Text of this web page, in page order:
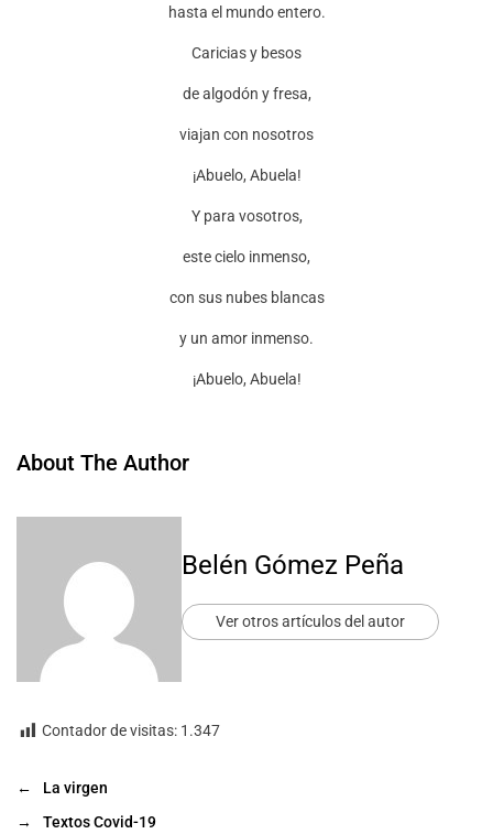
hasta el mundo entero.
Caricias y besos
de algodón y fresa,
viajan con nosotros
¡Abuelo, Abuela!
Y para vosotros,
este cielo inmenso,
con sus nubes blancas
y un amor inmenso.
¡Abuelo, Abuela!
About The Author
Belén Gómez Peña
Ver otros artículos del autor
Contador de visitas: 1.347
←
La virgen
→
Textos Covid-19